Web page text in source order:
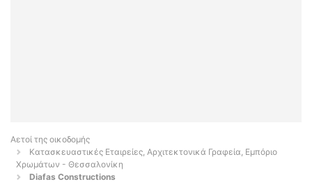
Αετοί της οικοδομής
Κατασκευαστικές Εταιρείες, Αρχιτεκτονικά Γραφεία, Εμπόριο
Χρωμάτων - Θεσσαλονίκη
Diafas Constructions